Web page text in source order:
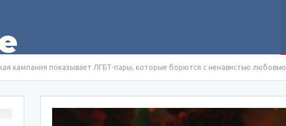
кампания показывает ЛГБТ-пары, которые борются с ненавистью любовью